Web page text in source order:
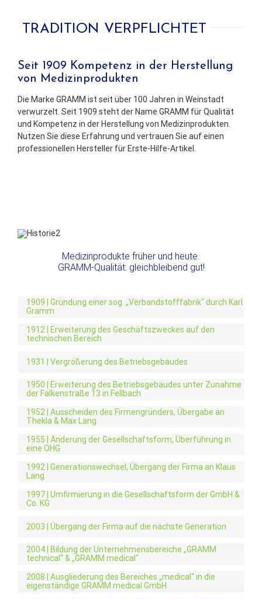
TRADITION VERPFLICHTET
Seit 1909 Kompetenz in der Herstellung
von Medizinprodukten
Die Marke GRAMM ist seit über 100 Jahren in Weinstadt
verwurzelt. Seit 1909 steht der Name GRAMM für Qualität
und Kompetenz in der Herstellung von Medizinprodukten.
Nutzen Sie diese Erfahrung und vertrauen Sie auf einen
professionellen Hersteller für Erste-Hilfe-Artikel.
Medizinprodukte früher und heute.
GRAMM-Qualität: gleichbleibend gut!
1909 | Gründung einer sog. „Verbandstofffabrik“ durch Karl
Gramm
1912 | Erweiterung des Geschäftszweckes auf den
technischen Bereich
1931 | Vergrößerung des Betriebsgebäudes
1950 | Erweiterung des Betriebsgebäudes unter Zunahme
der Falkenstraße 13 in Fellbach
1952 | Ausscheiden des Firmengründers, Übergabe an
Thekla & Max Lang
1955 | Änderung der Gesellschaftsform, Überführung in
eine OHG
1992 | Generationswechsel, Übergang der Firma an Klaus
Lang
1997 | Umfirmierung in die Gesellschaftsform der GmbH &
Co. KG
2003 | Übergang der Firma auf die nächste Generation
2004 | Bildung der Unternehmensbereiche „GRAMM
technical“ & „GRAMM medical“
2008 | Ausgliederung des Bereiches „medical“ in die
eigenständige GRAMM medical GmbH